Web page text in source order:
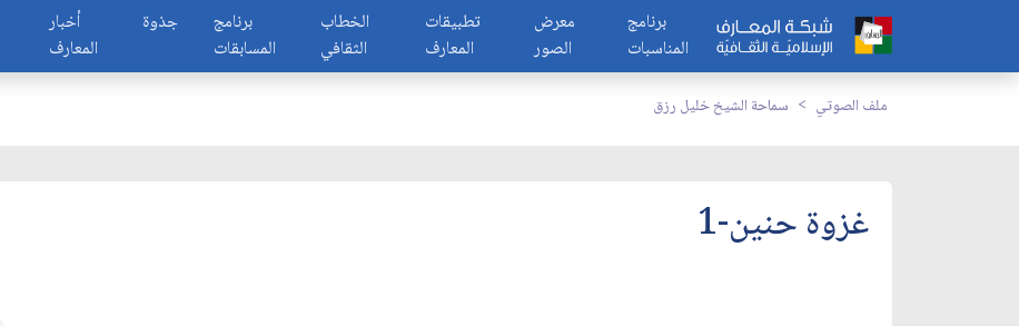
أخبار
المعارف
جذوة
برنامج
المسابقات
الخطاب
الثقافي
تطبيقات
المعارف
معرض
الصور
برنامج
المناسبات
ملف الصوتي سماحة الشيخ خليل رزق
غزوة حنين-1